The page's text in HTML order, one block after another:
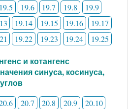
19.5 19.6 19.7 19.8
19.9
19.14 19.15 19.16
19.17
19.22 19.23 19.24 19.25
и котангенс
синуса, косинуса,
20.7 20.8 20.9
20.10